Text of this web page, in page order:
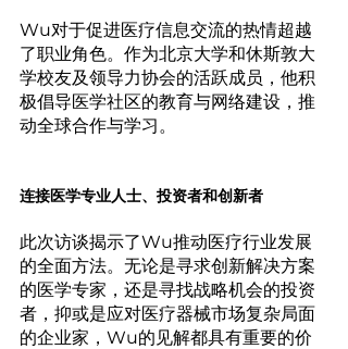
Wu对于促进医疗信息交流的热情超越
了职业角色。作为北京大学和休斯敦大
学校友及领导力协会的活跃成员，他积
极倡导医学社区的教育与网络建设，推
动全球合作与学习。
连接医学专业人士、投资者和创新者
此次访谈揭示了Wu推动医疗行业发展
的全面方法。无论是寻求创新解决方案
的医学专家，还是寻找战略机会的投资
者，抑或是应对医疗器械市场复杂局面
的企业家，Wu的见解都具有重要的价